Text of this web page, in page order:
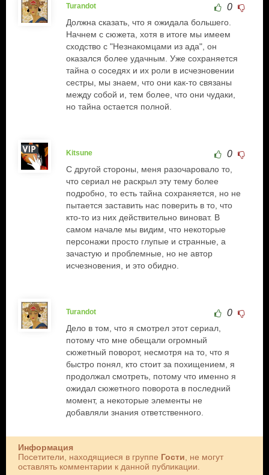
Turandot 0
Должна сказать, что я ожидала большего.
Начнем с сюжета, хотя в итоге мы имеем
сходство с "Незнакомцами из ада", он
оказался более удачным. Уже сохраняется
тайна о соседях и их роли в исчезновении
сестры, мы знаем, что они как-то связаны
между собой и, тем более, что они чудаки,
но тайна остается полной.
Kitsune 0
С другой стороны, меня разочаровало то,
что сериал не раскрыл эту тему более
подробно, то есть тайна сохраняется, но не
пытается заставить нас поверить в то, что
кто-то из них действительно виноват. В
самом начале мы видим, что некоторые
персонажи просто глупые и странные, а
зачастую и проблемные, но не автор
исчезновения, и это обидно.
Turandot 0
Дело в том, что я смотрел этот сериал,
потому что мне обещали огромный
сюжетный поворот, несмотря на то, что я
быстро понял, кто стоит за похищением, я
продолжал смотреть, потому что именно я
ожидал сюжетного поворота в последний
момент, а некоторые элементы не
добавляли знания ответственного.
Информация
Посетители, находящиеся в группе Гости , не могут
оставлять комментарии к данной публикации.